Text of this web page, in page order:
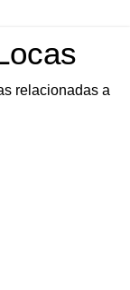
relacionadas a